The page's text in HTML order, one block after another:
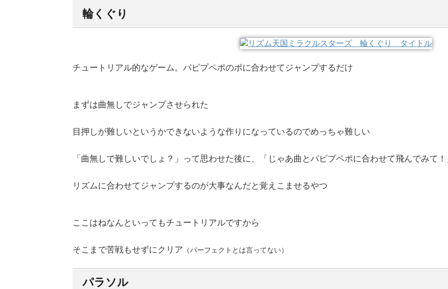
輪くぐり
チュートリアル的なゲーム。パピプペポのポに合わせてジャンプするだけ
まずは曲無しでジャンプさせられた
目押しが難しいというかできないような作りになっているのでめっちゃ難しい
「曲無しで難しいでしょ？」って思わせた後に、「じゃあ曲とパピプペポに合わせて飛んでみて
リズムに合わせてジャンプするのが大事なんだと覚えこませるやつ
ここはねなんといってもチュートリアルですから
そこまで苦戦もせずにクリア （パーフェクトとは言ってない）
パラソル